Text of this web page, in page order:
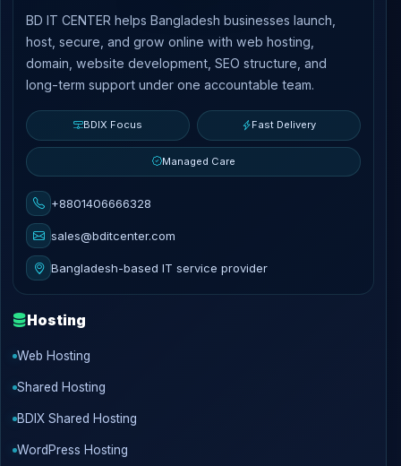
BD IT CENTER helps Bangladesh businesses launch,
host, secure, and grow online with web hosting,
domain, website development, SEO structure, and
long-term support under one accountable team.
BDIX Focus Fast Delivery
Managed Care
+8801406666328
sales@bditcenter.com
Bangladesh-based IT service provider
Hosting
Web Hosting
Shared Hosting
BDIX Shared Hosting
WordPress Hosting